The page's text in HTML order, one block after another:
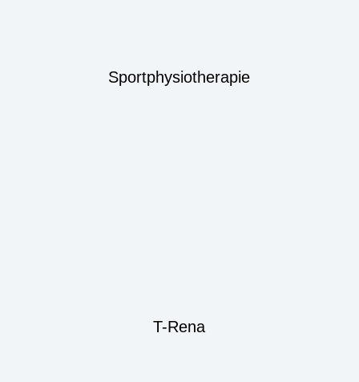
Sportphysiotherapie
T-Rena